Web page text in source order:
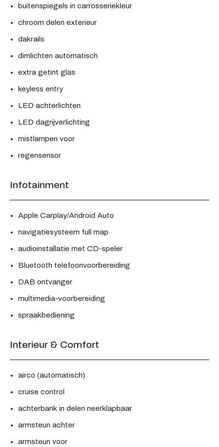
buitenspiegels in carrosseriekleur
chroom delen exterieur
dakrails
dimlichten automatisch
extra getint glas
keyless entry
LED achterlichten
LED dagrijverlichting
mistlampen voor
regensensor
Infotainment
Apple Carplay/Android Auto
navigatiesysteem full map
audioinstallatie met CD-speler
Bluetooth telefoonvoorbereiding
DAB ontvanger
multimedia-voorbereiding
spraakbediening
Interieur & Comfort
airco (automatisch)
cruise control
achterbank in delen neerklapbaar
armsteun achter
armsteun voor